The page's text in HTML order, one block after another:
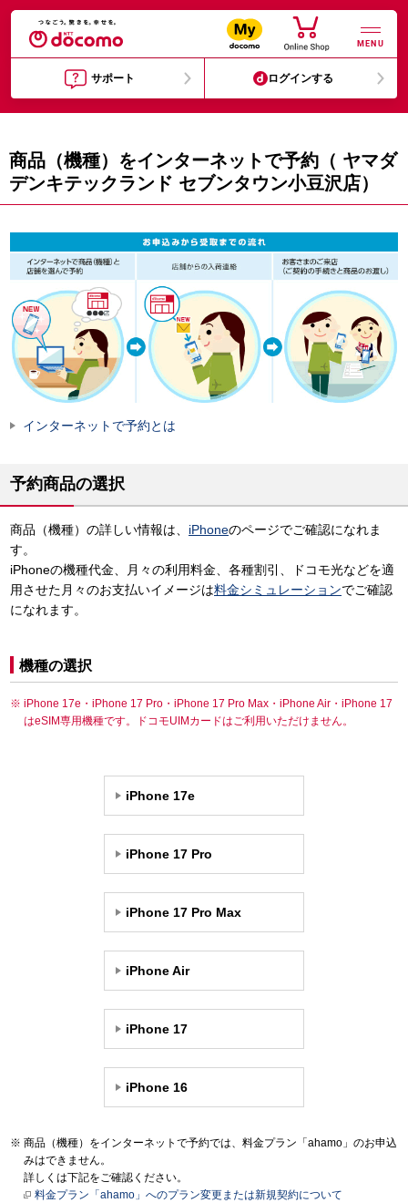
MENU
サポート ログインする
商品（機種）をインターネットで予約（ ヤマダ
デンキテックランド セブンタウン小豆沢店）
インターネットで予約とは
予約商品の選択
商品（機種）の詳しい情報は、 iPhoneのページでご確認になれま
す。
iPhoneの機種代金、月々の利用料金、各種割引、ドコモ光などを適
用させた月々のお支払いイメージは料金シミュレーションでご確認
になれます。
機種の選択
iPhone 17e・iPhone 17 Pro・iPhone 17 Pro Max・iPhone Air・iPhone 17
はeSIM専用機種です。ドコモUIMカードはご利用いただけません。
iPhone 17e
iPhone 17 Pro
iPhone 17 Pro Max
iPhone Air
iPhone 17
iPhone 16
商品（機種）をインターネットで予約では、料金プラン「ahamo」のお申込
みはできません。
詳しくは下記をご確認ください。
料金プラン「ahamo」へのプラン変更または新規契約について